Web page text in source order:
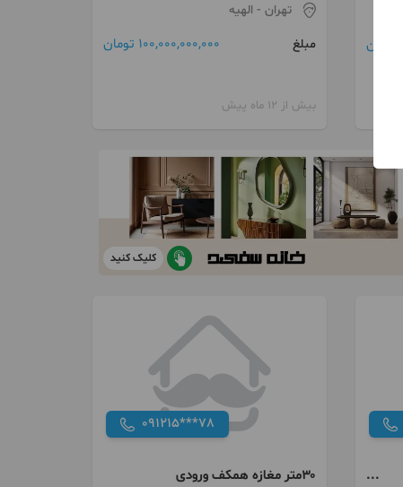
تهران - الهیه
مبلغ
100,000,000,000 تومان
بیش از 12 ماه پیش
کلیک کنید
091215***78
۳۰متر مغازه همکف ورودی